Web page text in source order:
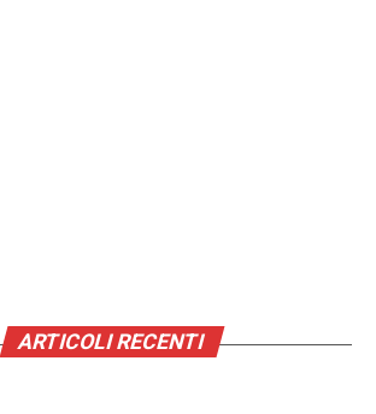
ARTICOLI RECENTI